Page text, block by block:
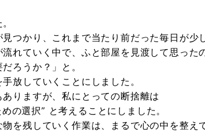
つかり、これまで当たり前だった毎日が少
れていく中で、ふと部屋を見渡して思った
ろうか？」と。
放していくことにしました。
りますが、私にとっての断捨離は
の選択” と考えることにしました。
を残していく作業は、まるで心の中を整え